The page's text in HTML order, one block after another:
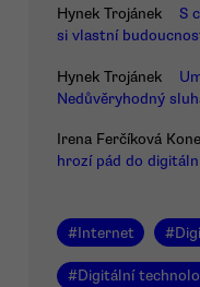
Hynek Trojánek
S
si vlastní
Hynek Trojánek
Nedůvěryhodný
Irena Ferčíková
hrozí pád do
#Internet #
#Digitální